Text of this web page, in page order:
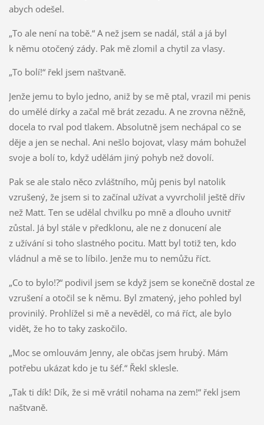
abych odešel.
„To ale není na tobě.“ A než jsem se nadál, stál a já byl
k němu otočený zády. Pak mě zlomil a chytil za vlasy.
„To bolí!“ řekl jsem naštvaně.
Jenže jemu to bylo jedno, aniž by se mě ptal, vrazil mi penis
do umělé dírky a začal mě brát zezadu. A ne zrovna něžně,
docela to rval pod tlakem. Absolutně jsem nechápal co se
děje a jen se nechal. Ani nešlo bojovat, vlasy mám bohužel
svoje a bolí to, když udělám jiný pohyb než dovolí.
Pak se ale stalo něco zvláštního, můj penis byl natolik
vzrušený, že jsem si to začínal užívat a vyvrcholil ještě dřív
než Matt. Ten se udělal chvilku po mně a dlouho uvnitř
zůstal. Já byl stále v předklonu, ale ne z donucení ale
z užívání si toho slastného pocitu. Matt byl totiž ten, kdo
vládnul a mě se to líbilo. Jenže mu to nemůžu říct.
„Co to bylo!?“ podivil jsem se když jsem se konečně dostal ze
vzrušení a otočil se k němu. Byl zmatený, jeho pohled byl
provinilý. Prohlížel si mě a nevěděl, co má říct, ale bylo
vidět, že ho to taky zaskočilo.
„Moc se omlouvám Jenny, ale občas jsem hrubý. Mám
potřebu ukázat kdo je tu šéf.“ Řekl sklesle.
„Tak ti dík! Dík, že si mě vrátil nohama na zem!“ řekl jsem
naštvaně.